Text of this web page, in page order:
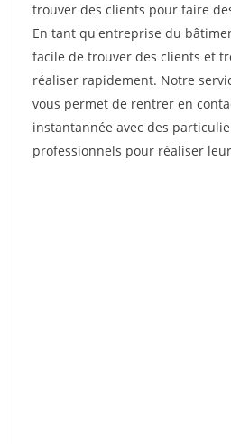
trouver des clients pour faire
En tant qu'entreprise du
facile de trouver des clients et
réaliser rapidement. Notre
vous permet de rentrer en
instantannée avec des
professionnels pour réaliser